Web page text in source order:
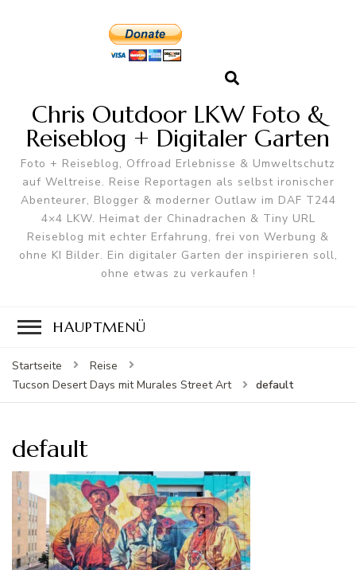
Chris Outdoor LKW Foto &
Reiseblog + Digitaler Garten
Foto + Reiseblog, Offroad Erlebnisse & Umweltschutz
auf Weltreise. Reise Reportagen als selbst ironischer
Abenteurer, Blogger & moderner Outlaw im DAF T244
4×4 LKW. Heimat der Chinadrachen & Tiny URL
Reiseblog mit echter Erfahrung, frei von Werbung &
ohne KI Bilder. Ein digitaler Garten der inspirieren soll,
ohne etwas zu verkaufen !
HAUPTMENÜ
Startseite
Reise
Tucson Desert Days mit Murales Street Art
default
default